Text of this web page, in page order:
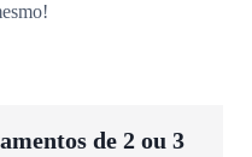
de 2 ou 3